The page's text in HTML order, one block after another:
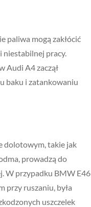
paliwa mogą zakłócić
niestabilnej pracy.
Audi A4 zaczął
baku i zatankowaniu
dolotowym, takie jak
prowadzą do
W przypadku BMW E46
przy ruszaniu, była
uszczelek